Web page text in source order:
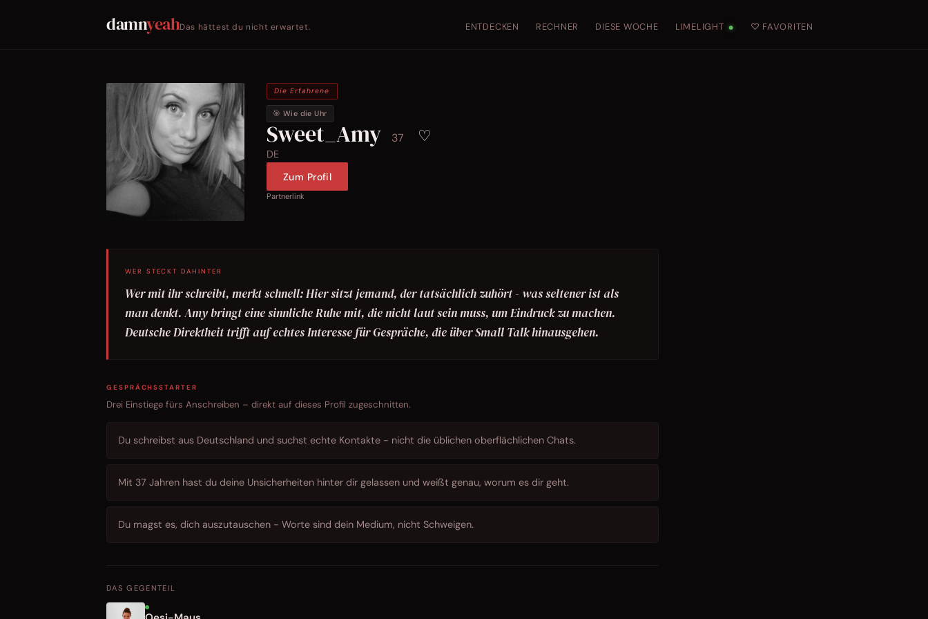
damnyeahDas hättest du nicht erwartet. ENTDECKEN RECHNER DIESE WOCHE LIMELIGHT ● ♡ FAVORITEN
Die Erfahrene
🎯 Wie die Uhr
Sweet_Amy 37 ♡
DE
Zum Profil
Partnerlink
WER STECKT DAHINTER
Wer mit ihr schreibt, merkt schnell: Hier sitzt jemand, der tatsächlich zuhört - was seltener ist als
man denkt. Amy bringt eine sinnliche Ruhe mit, die nicht laut sein muss, um Eindruck zu machen.
Deutsche Direktheit trifft auf echtes Interesse für Gespräche, die über Small Talk hinausgehen.
GESPRÄCHSSTARTER
Drei Einstiege fürs Anschreiben – direkt auf dieses Profil zugeschnitten.
Du schreibst aus Deutschland und suchst echte Kontakte - nicht die üblichen oberflächlichen Chats.
Mit 37 Jahren hast du deine Unsicherheiten hinter dir gelassen und weißt genau, worum es dir geht.
Du magst es, dich auszutauschen - Worte sind dein Medium, nicht Schweigen.
DAS GEGENTEIL